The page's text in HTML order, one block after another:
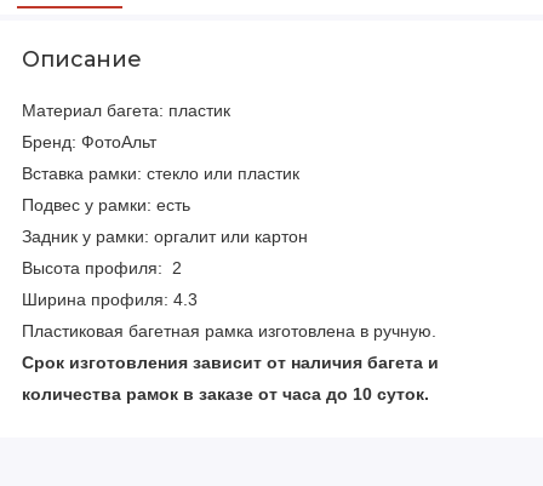
Описание
Материал багета: пластик
Бренд: ФотоАльт
Вставка рамки: стекло или пластик
Подвес у рамки: есть
Задник у рамки: оргалит или картон
Высота профиля: 2
Ширина профиля: 4.3
Пластиковая багетная рамка изготовлена в ручную.
Срок изготовления зависит от наличия багета и
количества рамок в заказе от часа до 10 суток.